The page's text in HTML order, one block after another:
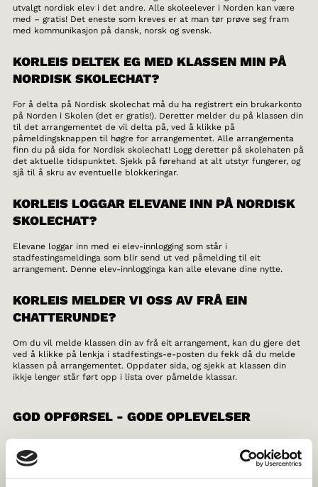
utvalgt nordisk elev i det andre. Alle skoleelever i Norden kan være
med – gratis! Det eneste som kreves er at man tør prøve seg fram
med kommunikasjon på dansk, norsk og svensk.
KORLEIS DELTEK EG MED KLASSEN MIN PÅ
NORDISK SKOLECHAT?
For å delta på Nordisk skolechat må du ha registrert ein brukarkonto
på Norden i Skolen (det er gratis!). Deretter melder du på klassen din
til det arrangementet de vil delta på, ved å klikke på
påmeldingsknappen til høgre for arrangementet. Alle arrangementa
finn du på sida for Nordisk skolechat! Logg deretter på skolehaten på
det aktuelle tidspunktet. Sjekk på førehand at alt utstyr fungerer, og
sjå til å skru av eventuelle blokkeringar.
KORLEIS LOGGAR ELEVANE INN PÅ NORDISK
SKOLECHAT?
Elevane loggar inn med ei elev-innlogging som står i
stadfestingsmeldinga som blir send ut ved påmelding til eit
arrangement. Denne elev-innlogginga kan alle elevane dine nytte.
KORLEIS MELDER VI OSS AV FRÅ EIN
CHATTERUNDE?
Om du vil melde klassen din av frå eit arrangement, kan du gjere det
ved å klikke på lenkja i stadfestings-e-posten du fekk då du melde
klassen på arrangementet. Oppdater sida, og sjekk at klassen din
ikkje lenger står ført opp i lista over påmelde klassar.
GOD OPFØRSEL - GODE OPLEVELSER
Nordisk Skolechat skal skabe gode oplevelser og nye venner – ikke
det modsatte. Norden i Skolen kræver derfor, at alle elever
behandler hinanden ordentligt og taler respektfuldt til hinanden. Vi
anbefaler, at man har en grundig diskussion om god opførsel på